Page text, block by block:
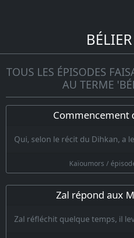
BÉLIER
TOUS LES ÉPISODES
AU TERME
Commencement
Kaïoumors /
Zal répond aux